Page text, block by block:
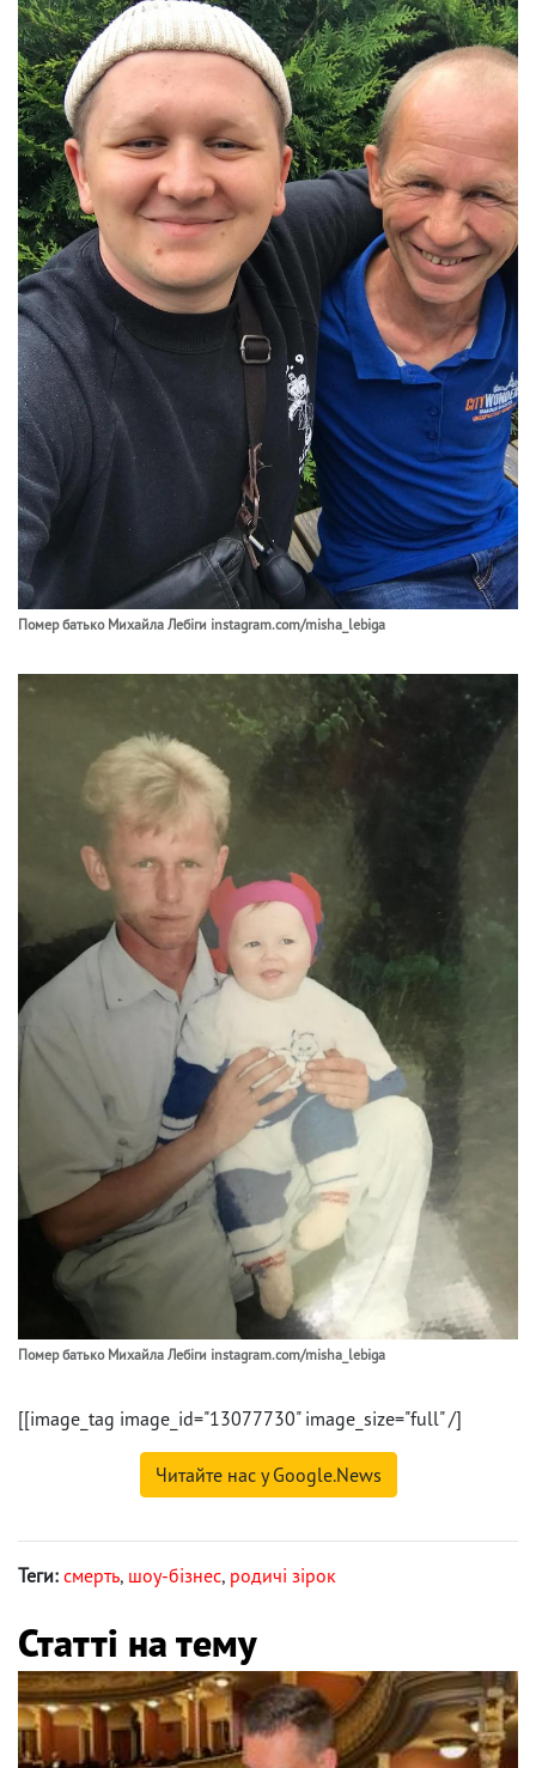
Помер батько Михайла Лебіги instagram.com/misha_lebiga
Помер батько Михайла Лебіги instagram.com/misha_lebiga
[[image_tag image_id="13077730" image_size="full" /]
Читайте нас у Google.News
Теги: смерть, шоу-бізнес, родичі зірок
Статті на тему